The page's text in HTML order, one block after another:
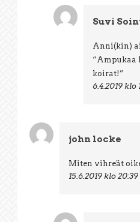
Suvi
Anni(kin)
“Ampukaa
koirat!”
6.4.2019 klo
john locke
Miten vihreät
15.6.2019 klo 20:39